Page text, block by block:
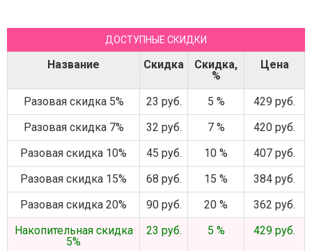
ДОСТУПНЫЕ СКИДКИ
Название Скидка
Скидка,
%
Цена
Разовая скидка 5% 23 руб. 5 %
429 руб.
Разовая скидка 7%
32 руб. 7 %
420 руб.
Разовая скидка 10%
45 руб. 10 %
407 руб.
Разовая скидка 15%
68 руб. 15 %
384 руб.
Разовая скидка 20%
90 руб. 20 %
362 руб.
Накопительная скидка
5%
23 руб. 5 % 429 руб.